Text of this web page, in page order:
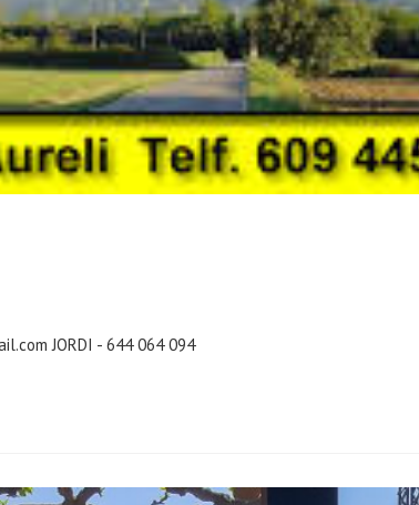
JORDI - 644 064 094